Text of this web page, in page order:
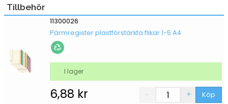
Tillbehör
11300026
Pärmregister plastförstärkta flikar 1-5 A4
6,88 kr Köp
I lager